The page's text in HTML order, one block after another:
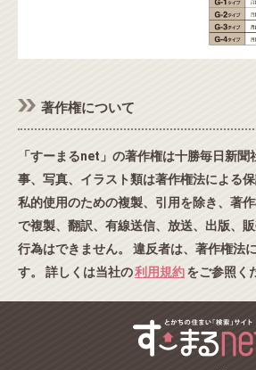
著作権について
「すーまるnet」の著作権は十勝毎日新
事、写真、イラスト類は著作権法による保
私的使用のための複製、引用を除き、著
で複製、翻訳、有線送信、放送、出版、
行為はできません。 違反者は、著作権法
す。 詳しくは当社の利用規約をご参照く